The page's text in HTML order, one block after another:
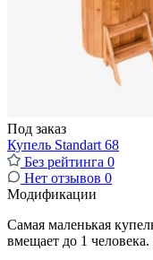
Под заказ
Купель Standart 68
Без рейтинга 0
Нет отзывов 0
Модификации
Самая маленькая
вмещает до 1 человека.